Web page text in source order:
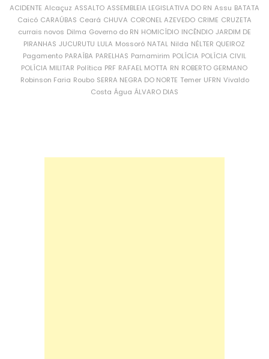
ACIDENTE Alcaçuz ASSALTO ASSEMBLEIA LEGISLATIVA DO RN Assu BATATA
Caicó CARAÚBAS Ceará CHUVA CORONEL AZEVEDO CRIME CRUZETA
currais novos Dilma Governo do RN HOMICÍDIO INCÊNDIO JARDIM DE
PIRANHAS JUCURUTU LULA Mossoró NATAL Nilda NÉLTER QUEIROZ
Pagamento PARAÍBA PARELHAS Parnamirim POLÍCIA POLÍCIA CIVIL
POLÍCIA MILITAR Política PRF RAFAEL MOTTA RN ROBERTO GERMANO
Robinson Faria Roubo SERRA NEGRA DO NORTE Temer UFRN Vivaldo
Costa Água ÁLVARO DIAS